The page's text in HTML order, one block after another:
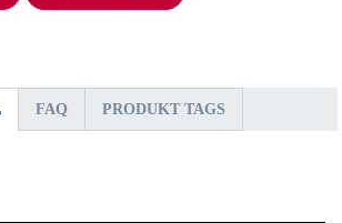
FAQ PRODUKT TAGS